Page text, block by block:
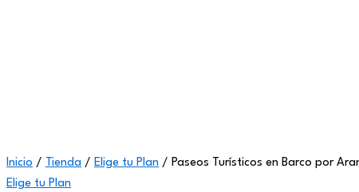
Inicio / Tienda / Elige tu Plan / Paseos Turísticos en Barco por
Elige tu Plan